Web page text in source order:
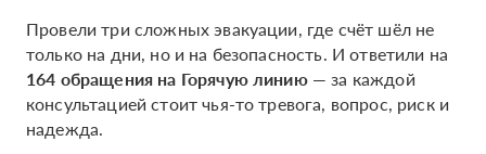
Провели три сложных эвакуации, где счёт шёл не
только на дни, но и на безопасность. И ответили на
164 обращения на Горячую линию— за каждой
консультацией стоит чья-то тревога, вопрос, риск и
надежда.